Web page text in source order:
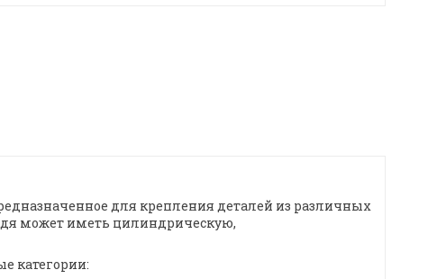
для крепления деталей из различных
может иметь цилиндрическую,
категории: